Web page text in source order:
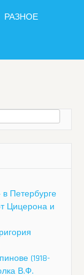
РАЗНОЕ
в Петербурге
Цицерона и
(1918-
В.Ф.